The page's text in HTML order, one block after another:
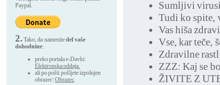
Sumljivi
Tudi ko spite,
Vas hiša
Vse, kar teče,
Zdravilne
ZZZ: Kaj se
ŽIVITE Z
Paypal.
2. Tako, da namenitedel vaše
dohodnine:
preko portala e-Davki:
Elektronska oddaja.
ali po pošti pošljete izpolnjen
obrazec:Obrazec.